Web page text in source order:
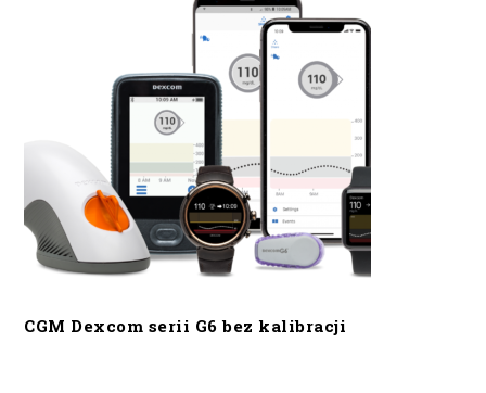
CGM Dexcom serii G6 bez kalibracji